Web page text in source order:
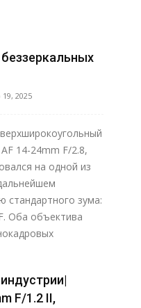
2025
14-24mm F/2.8,
на одной из
стандартного зума:
Оба объектива
F/1.2 II,